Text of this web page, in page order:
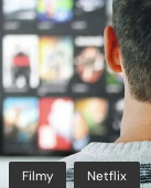
Filmy Netflix